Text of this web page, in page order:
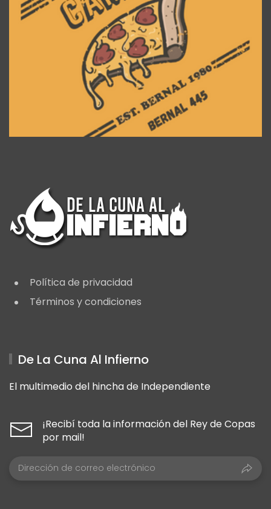
Política de privacidad
Términos y condiciones
De La Cuna Al Infierno
El multimedio del hincha de Independiente
¡Recibí toda la información del Rey de Copas
por mail!